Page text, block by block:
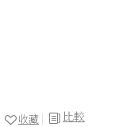
比較
收藏